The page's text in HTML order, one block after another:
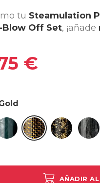
tu Steamulation
Blow Off Set, ¡añade
€
White
Marble Dark Green
Carbon Black Gold
Carbon Gold
AÑADIR